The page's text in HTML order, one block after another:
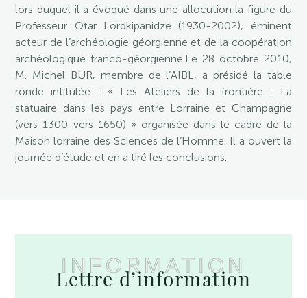
lors duquel il a évoqué dans une allocution la figure du
Professeur Otar Lordkipanidzé (1930-2002), éminent
acteur de l’archéologie géorgienne et de la coopération
archéologique franco-géorgienne.Le 28 octobre 2010,
M. Michel BUR, membre de l’AIBL, a présidé la table
ronde intitulée : « Les Ateliers de la frontière : La
statuaire dans les pays entre Lorraine et Champagne
(vers 1300-vers 1650) » organisée dans le cadre de la
Maison lorraine des Sciences de l’Homme. Il a ouvert la
journée d’étude et en a tiré les conclusions.
INFORMATION
Lettre d’information